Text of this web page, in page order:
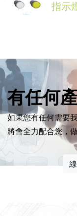
指示
有任何
如果您有任何需要
將會全力配合您，